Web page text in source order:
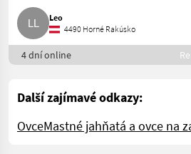
Leo
4490 Horné Rakúsko
4 dní online
Další zajímavé odkazy:
OvceMastné jahňatá a ovce na